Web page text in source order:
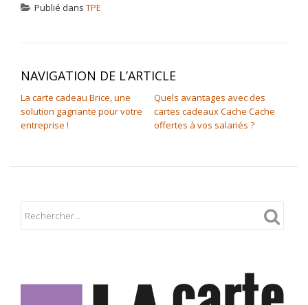
Publié dans TPE
NAVIGATION DE L’ARTICLE
La carte cadeau Brice, une
solution gagnante pour votre
entreprise !
Quels avantages avec des
cartes cadeaux Cache Cache
offertes à vos salariés ?